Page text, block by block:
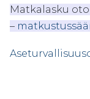
Matkalasku
–